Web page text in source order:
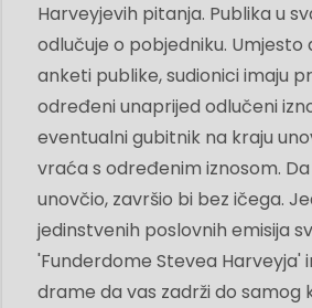
Harveyjevih pitanja. Publika u
odlučuje o pobjedniku. Umjesto
anketi publike, sudionici imaju
određeni unaprijed odlučeni
eventualni gubitnik na kraju
vraća s određenim iznosom.
unovčio, završio bi bez ičega.
jedinstvenih poslovnih emisija
'Funderdome Stevea Harveyja'
drame da vas zadrži do samog